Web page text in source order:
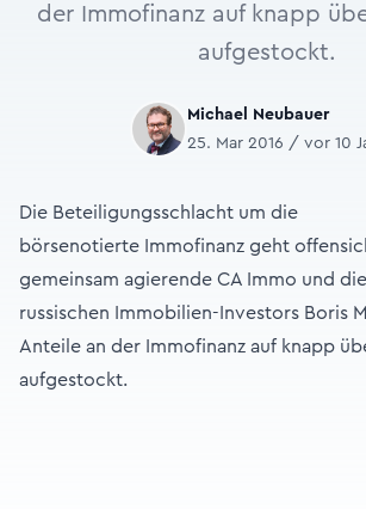
der Immofinanz auf knapp
aufgestockt.
Michael Neubauer
25. Mar 2016 / vor 10
Die Beteiligungsschlacht um die
börsenotierte Immofinanz geht
gemeinsam agierende CA Immo und
russischen Immobilien-Investors Boris
Anteile an der Immofinanz auf knapp
aufgestockt.